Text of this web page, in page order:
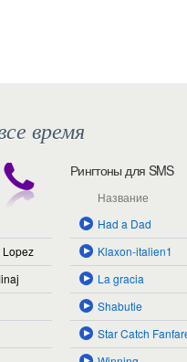
время
Lopez
Рингтоны для SMS
Название
Had a Dad
Klaxon-italien1
La gracia
Shabutie
Star Catch